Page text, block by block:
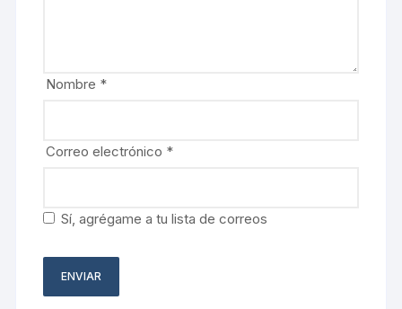
Nombre *
Correo electrónico *
Sí, agrégame a tu lista de correos